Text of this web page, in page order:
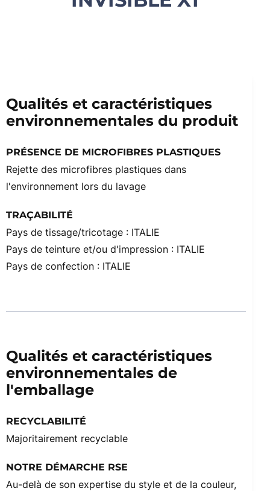
Qualités et caractéristiques
environnementales du produit
PRÉSENCE DE MICROFIBRES PLASTIQUES
Rejette des microfibres plastiques dans
l'environnement lors du lavage
TRAÇABILITÉ
Pays de tissage/tricotage : ITALIE
Pays de teinture et/ou d'impression : ITALIE
Pays de confection : ITALIE
Qualités et caractéristiques
environnementales de
l'emballage
RECYCLABILITÉ
Majoritairement recyclable
NOTRE DÉMARCHE RSE
Au-delà de son expertise du style et de la couleur,